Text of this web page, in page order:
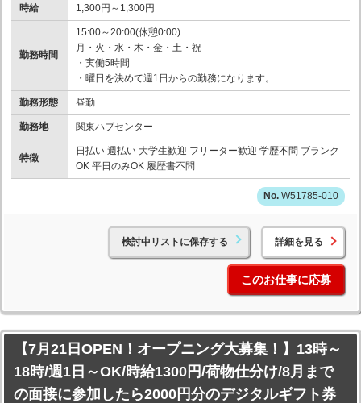
時給 1,300円～1,300円
勤務時間
15:00～20:00(休憩0:00)
月・火・水・木・金・土・祝
・実働5時間
・曜日を決めて週1日からの勤務になります。
勤務形態 昼勤
勤務地 関東ハブセンター
特徴
日払い 週払い 大学生歓迎 フリーター歓迎 学歴不問 ブランク
OK 平日のみOK 履歴書不問
W51785-010
検討中リストに保存する 詳細を見る
このお仕事に応募
【7月21日OPEN！オープニング大募集！】13時～
18時/週1日～OK/時給1300円/荷物仕分け/8月まで
の面接に参加したら2000円分のデジタルギフト券